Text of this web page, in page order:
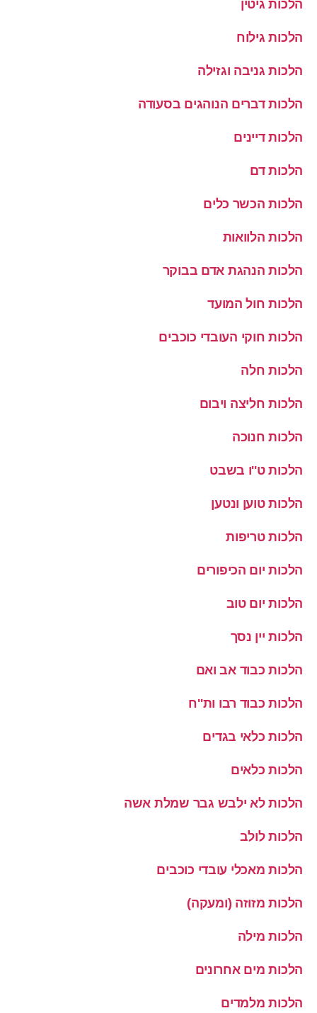
הלכות גיטין
הלכות גילוח
הלכות גניבה וגזילה
הלכות דברים הנוהגים בסעודה
הלכות דיינים
הלכות דם
הלכות הכשר כלים
הלכות הלוואות
הלכות הנהגת אדם בבוקר
הלכות חול המועד
הלכות חוקי העובדי כוכבים
הלכות חלה
הלכות חליצה ויבום
הלכות חנוכה
הלכות ט''ו בשבט
הלכות טוען ונטען
הלכות טריפות
הלכות יום הכיפורים
הלכות יום טוב
הלכות יין נסך
הלכות כבוד אב ואם
הלכות כבוד רבו ות''ח
הלכות כלאי בגדים
הלכות כלאים
הלכות לא ילבש גבר שמלת אשה
הלכות לולב
הלכות מאכלי עובדי כוכבים
הלכות מזוזה (ומעקה)
הלכות מילה
הלכות מים אחרונים
הלכות מלמדים